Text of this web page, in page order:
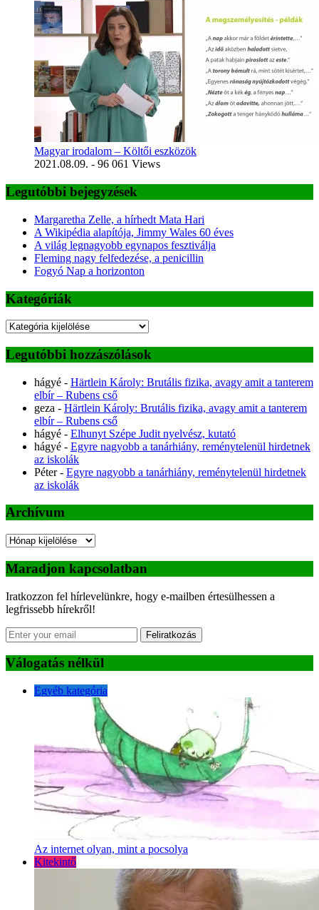
Magyar irodalom – Költői eszközök
2021.08.09. - 96 061 Views
Legutóbbi bejegyzések
Margaretha Zelle, a hírhedt Mata Hari
A Wikipédia alapítója, Jimmy Wales 60 éves
A világ legnagyobb egynapos fesztiválja
Fleming nagy felfedezése, a penicillin
Fogyó Nap a horizonton
Kategóriák
Kategóriák
Legutóbbi hozzászólások
hágyé - Härtlein Károly: Brutális fizika, avagy amit a tanterem
elbír – Rubens cső
geza - Härtlein Károly: Brutális fizika, avagy amit a tanterem
elbír – Rubens cső
hágyé - Elhunyt Szépe Judit nyelvész, kutató
hágyé - Egyre nagyobb a tanárhiány, reménytelenül hirdetnek
az iskolák
Péter- Egyre nagyobb a tanárhiány, reménytelenül hirdetnek
az iskolák
Archívum
Archívum
Maradjon kapcsolatban
Iratkozzon fel hírlevelünkre, hogy e-mailben értesülhessen a
legfrissebb hírekről!
Feliratkozás
Válogatás nélkül
Egyéb kategória
Az internet olyan, mint a pocsolya
Kitekintő